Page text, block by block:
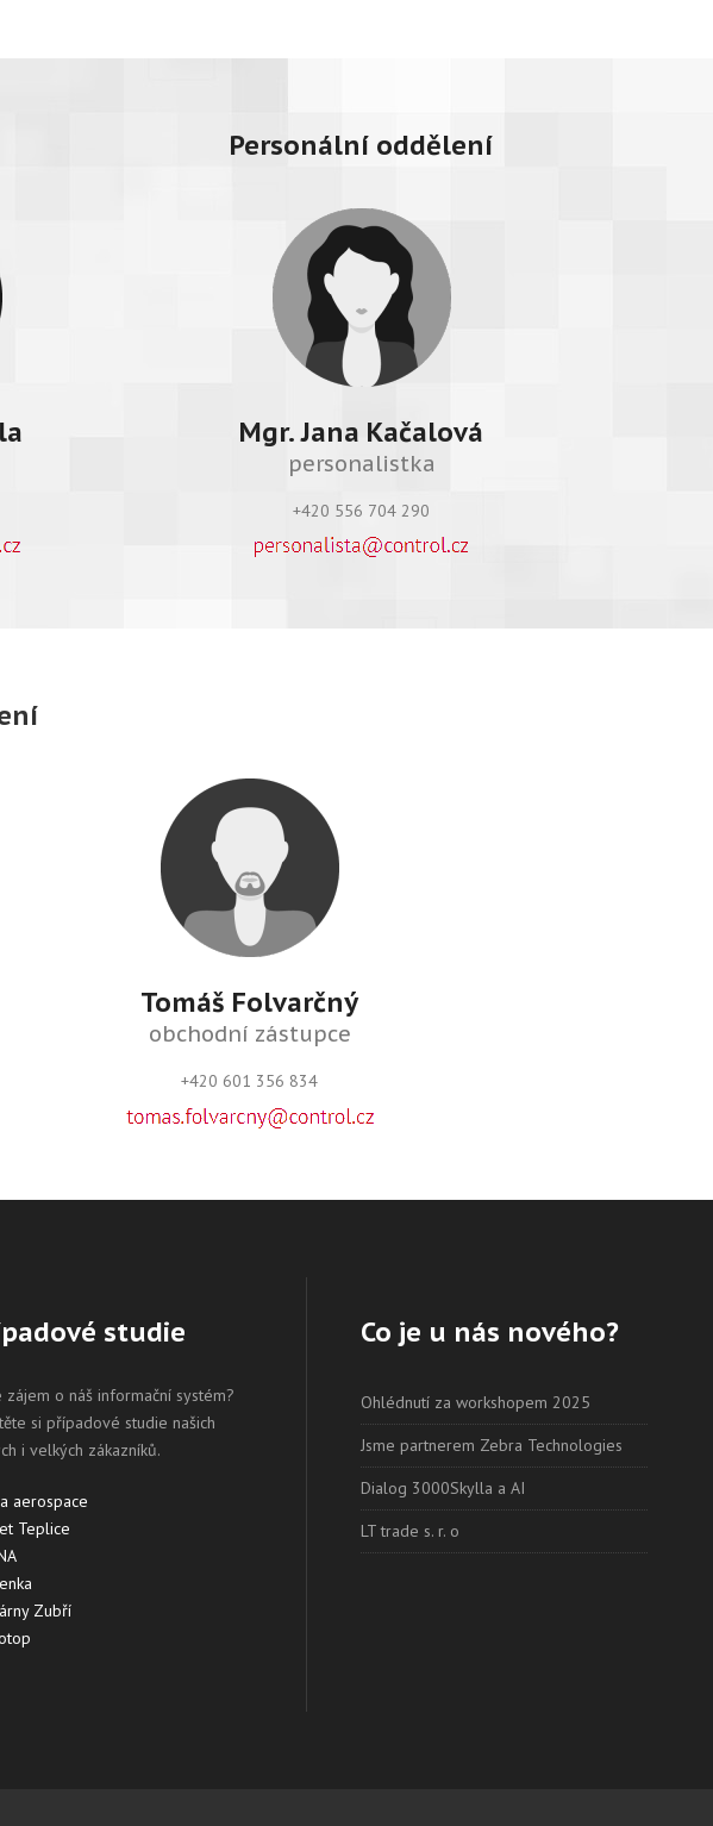
Personální oddělení
Mgr. Jana Kačalová
personalistka
+420 556 704 290
Tomáš Folvarčný
obchodní zástupce
+420 601 356 834
studie
zájem o náš informační systém?
si případové studie našich
i velkých zákazníků.
aerospace
Teplice
Zubří
Co je u nás nového?
Ohlédnutí za workshopem 2025
Jsme partnerem Zebra Technologies
Dialog 3000Skylla a AI
LT trade s. r. o